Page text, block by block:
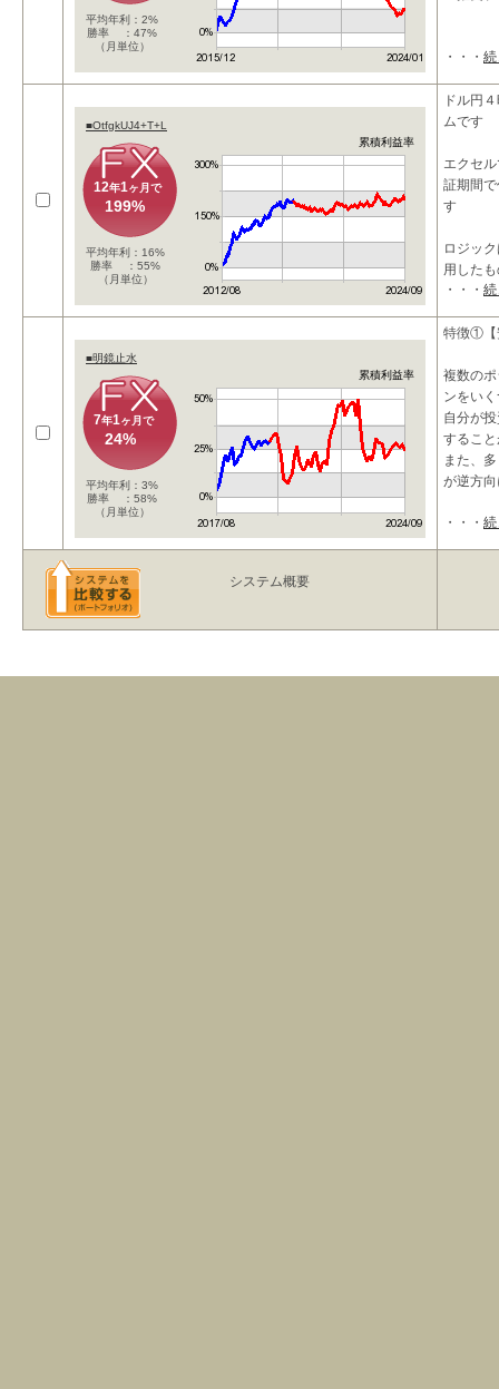
平均年利：2%
勝率 ：47%
（月単位）
～概要～
高収益
・・・
■OtfgkUJ4+T+L
累積利益率
12年1ヶ月で
199%
平均年利：16%
勝率 ：55%
（月単位）
ドル円
ムです
エクセ
証期間
す
ロジッ
用した
１２年
・・・
■明鏡止水
累積利益率
7年1ヶ月で
24%
平均年利：3%
勝率 ：58%
（月単位）
特徴①【
複数の
ンをい
自分が
するこ
また、
が逆方
・・・
システム概要